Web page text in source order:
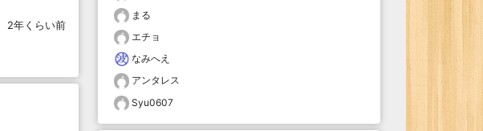
2年くらい前
まる
エチョ
なみへえ
アンタレス
Syu0607